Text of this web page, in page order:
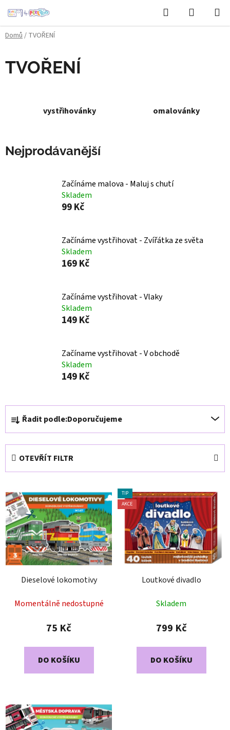
na
obsah
Hledat
KOŠÍK
Domů/ TVOŘENÍ
TVOŘENÍ
vystřihovánky omalovánky
Nejprodávanější
Začínáme malova - Maluj s chutí
Skladem
99 Kč
Začínáme vystřihovat - Zvířátka ze světa
Skladem
169 Kč
Začínáme vystřihovat - Vlaky
Skladem
149 Kč
Začíname vystřihovat - V obchodě
Skladem
149 Kč
Ř
a
z
n
p
r
o
d
u
k
Řadit podle:Doporučujeme
OTEVŘÍT FILTR
V
ý
p
i
s
p
r
Dieselové lokomotivy
Momentálně nedostupné
75 Kč
DO KOŠÍKU
TIP
AKCE
Loutkové divadlo
Skladem
799 Kč
DO KOŠÍKU